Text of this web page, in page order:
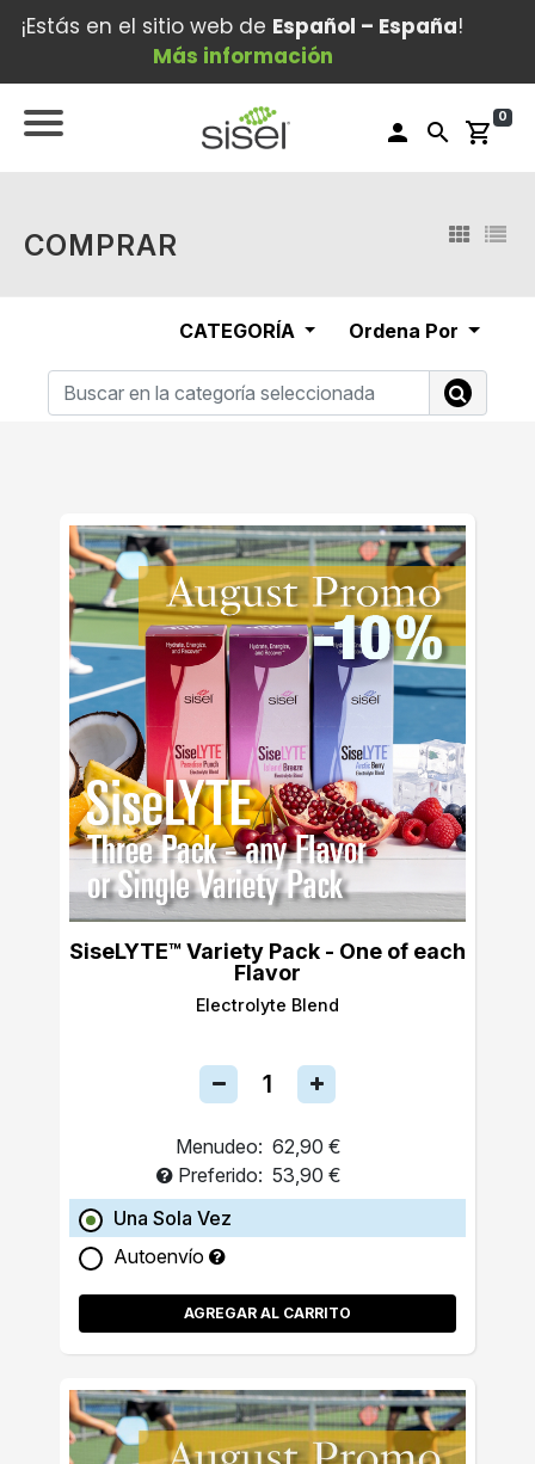
¡Estás en el sitio web de Español – España!
Más información
person search shopping_cart
0
COMPRAR
CATEGORÍA Ordena Por
SiseLYTE™ Variety Pack - One of each
Flavor
Electrolyte Blend
Menudeo: 62,90 €
Preferido: 53,90 €
Una Sola Vez
Autoenvío
AGREGAR AL CARRITO